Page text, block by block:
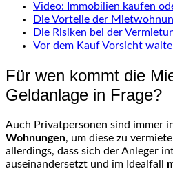
Video: Immobilien kaufen
Die Vorteile der
Die Risiken bei der
Vor dem Kauf Vorsicht
Für wen kommt die
Geldanlage in Frage?
Auch Privatpersonen sind immer
Wohnungen, um diese zu
allerdings, dass sich der Anleger
auseinandersetzt und im Idealfall